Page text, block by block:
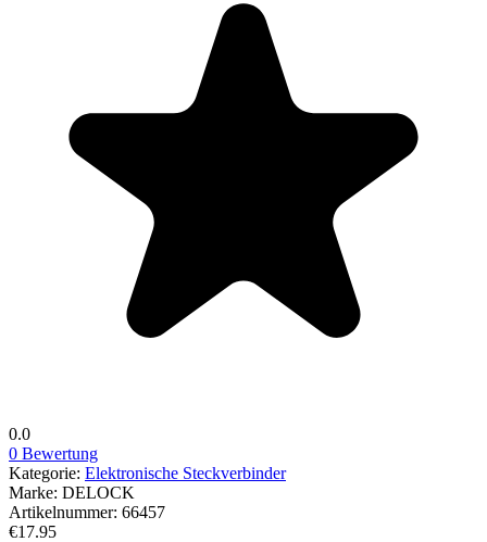
0.0
0 Bewertung
Kategorie: Elektronische Steckverbinder
Marke: DELOCK
Artikelnummer: 66457
€17.95